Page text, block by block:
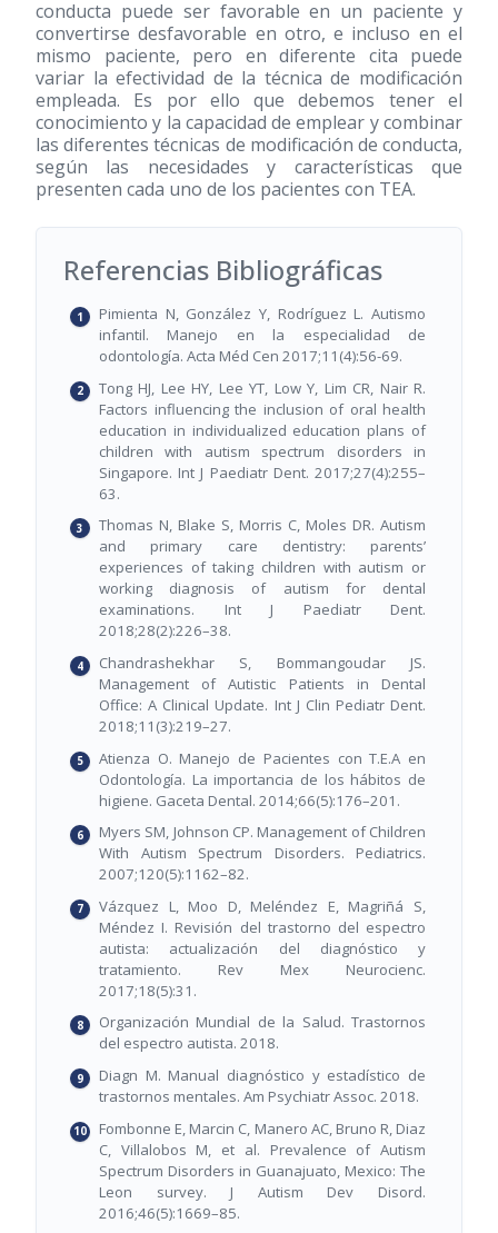
conducta puede ser favorable en un paciente y
convertirse desfavorable en otro, e incluso en el
mismo paciente, pero en diferente cita puede
variar la efectividad de la técnica de modificación
empleada. Es por ello que debemos tener el
conocimiento y la capacidad de emplear y combinar
las diferentes técnicas de modificación de conducta,
según las necesidades y características que
presenten cada uno de los pacientes con TEA.
Referencias Bibliográficas
Pimienta N, González Y, Rodríguez L. Autismo
infantil. Manejo en la especialidad de
odontología. Acta Méd Cen 2017;11(4):56-69.
Tong HJ, Lee HY, Lee YT, Low Y, Lim CR, Nair R.
Factors influencing the inclusion of oral health
education in individualized education plans of
children with autism spectrum disorders in
Singapore. Int J Paediatr Dent. 2017;27(4):255–
63.
Thomas N, Blake S, Morris C, Moles DR. Autism
and primary care dentistry: parents’
experiences of taking children with autism or
working diagnosis of autism for dental
examinations. Int J Paediatr Dent.
2018;28(2):226–38.
Chandrashekhar S, Bommangoudar JS.
Management of Autistic Patients in Dental
Office: A Clinical Update. Int J Clin Pediatr Dent.
2018;11(3):219–27.
Atienza O. Manejo de Pacientes con T.E.A en
Odontología. La importancia de los hábitos de
higiene. Gaceta Dental. 2014;66(5):176–201.
Myers SM, Johnson CP. Management of Children
With Autism Spectrum Disorders. Pediatrics.
2007;120(5):1162–82.
Vázquez L, Moo D, Meléndez E, Magriñá S,
Méndez I. Revisión del trastorno del espectro
autista: actualización del diagnóstico y
tratamiento. Rev Mex Neurocienc.
2017;18(5):31.
Organización Mundial de la Salud. Trastornos
del espectro autista. 2018.
Diagn M. Manual diagnóstico y estadístico de
trastornos mentales. Am Psychiatr Assoc. 2018.
Fombonne E, Marcin C, Manero AC, Bruno R, Diaz
C, Villalobos M, et al. Prevalence of Autism
Spectrum Disorders in Guanajuato, Mexico: The
Leon survey. J Autism Dev Disord.
2016;46(5):1669–85.